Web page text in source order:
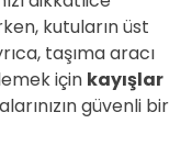
kutuların üst
taşıma aracı
için kayışlar
güvenli bir